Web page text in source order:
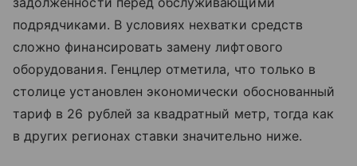
подрядчиками. В условиях нехватки средств
сложно финансировать замену лифтового
оборудования. Генцлер отметила, что только в
столице установлен экономически обоснованный
тариф в 26 рублей за квадратный метр, тогда как
в других регионах ставки значительно ниже.